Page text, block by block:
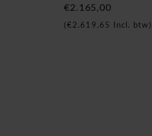
€2.165,00
(€2.619,65 Incl. btw)